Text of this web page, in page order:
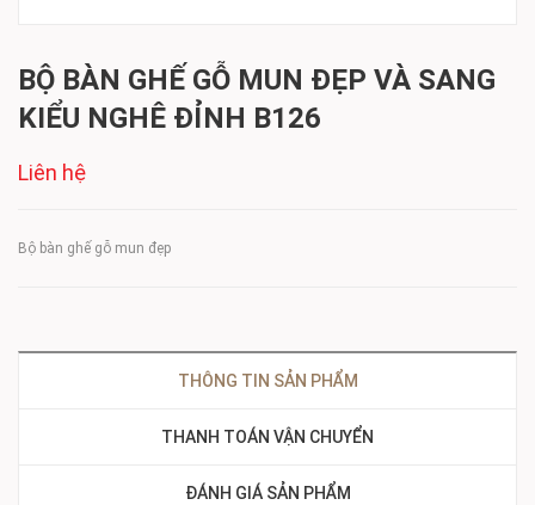
BỘ BÀN GHẾ GỖ MUN ĐẸP VÀ SANG
KIỂU NGHÊ ĐỈNH B126
Liên hệ
Bộ bàn ghế gỗ mun đẹp
THÔNG TIN SẢN PHẨM
THANH TOÁN VẬN CHUYỂN
ĐÁNH GIÁ SẢN PHẨM